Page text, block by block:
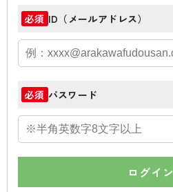
必須 ID（メールアドレス）
必須 パスワード
ログイン